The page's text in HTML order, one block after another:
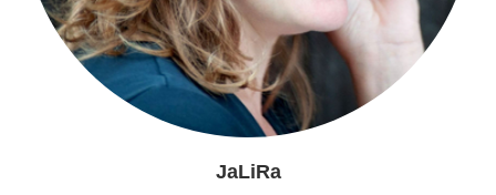
JaLiRa